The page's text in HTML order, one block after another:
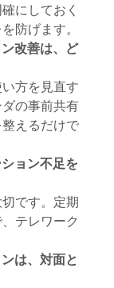
にしておく
防げます。
改善は、ど
方を見直す
の事前共有
えるだけで
ョン不足を
です。定期
テレワーク
は、対面と